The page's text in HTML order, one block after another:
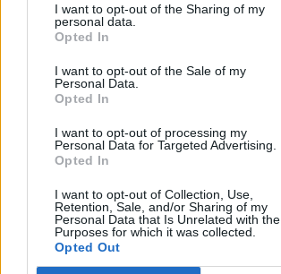
I want to opt-out of the Sharing of my
personal data.
Opted In
I want to opt-out of the Sale of my
Personal Data.
Opted In
I want to opt-out of processing my
Personal Data for Targeted Advertising.
Opted In
I want to opt-out of Collection, Use,
Retention, Sale, and/or Sharing of my
Personal Data that Is Unrelated with the
Purposes for which it was collected.
Opted Out